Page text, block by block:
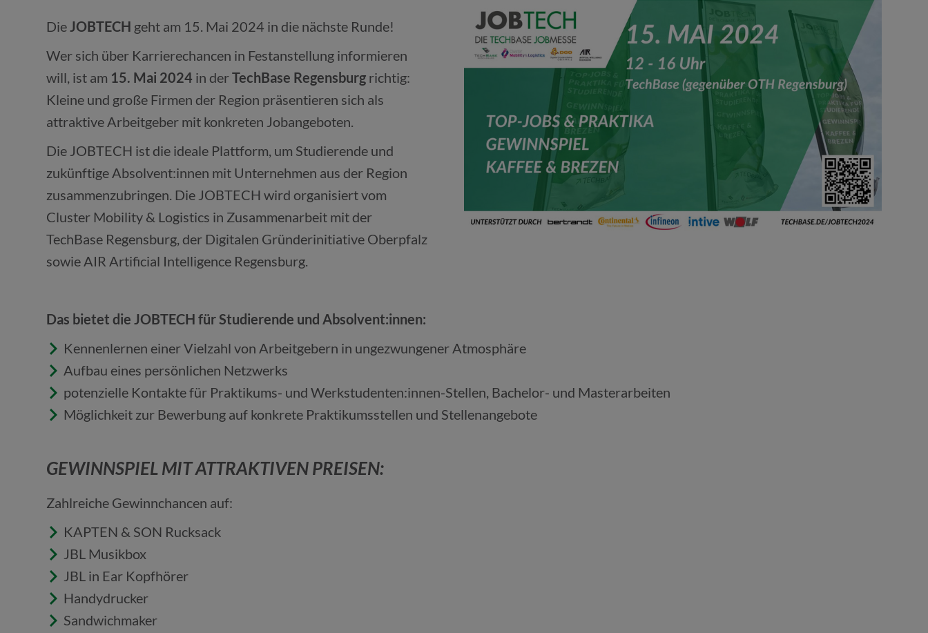
DieJOBTECH geht am 15. Mai 2024 in die nächste Runde!
Wer sich über Karrierechancen in Festanstellung informieren
will, ist am 15. Mai 2024 in derTechBase Regensburg richtig:
Kleine und große Firmen der Region präsentieren sich als
attraktive Arbeitgeber mit konkreten Jobangeboten.
Die JOBTECH ist die ideale Plattform, um Studierende und
zukünftige Absolvent:innen mit Unternehmen aus der Region
zusammenzubringen. Die JOBTECH wird organisiert vom
Cluster Mobility & Logistics in Zusammenarbeit mit der
TechBase Regensburg, der Digitalen Gründerinitiative Oberpfalz
sowie AIR Artificial Intelligence Regensburg.
Das bietet die JOBTECH für Studierende und Absolvent:innen:
Kennenlernen einer Vielzahl von Arbeitgebern in ungezwungener Atmosphäre
Aufbau eines persönlichen Netzwerks
potenzielle Kontakte für Praktikums- und Werkstudenten:innen-Stellen, Bachelor- und Masterarbeiten
Möglichkeit zur Bewerbung auf konkrete Praktikumsstellen und Stellenangebote
GEWINNSPIEL MIT ATTRAKTIVEN PREISEN:
Zahlreiche Gewinnchancen auf:
KAPTEN & SON Rucksack
JBL Musikbox
JBL in Ear Kopfhörer
Handydrucker
Sandwichmaker